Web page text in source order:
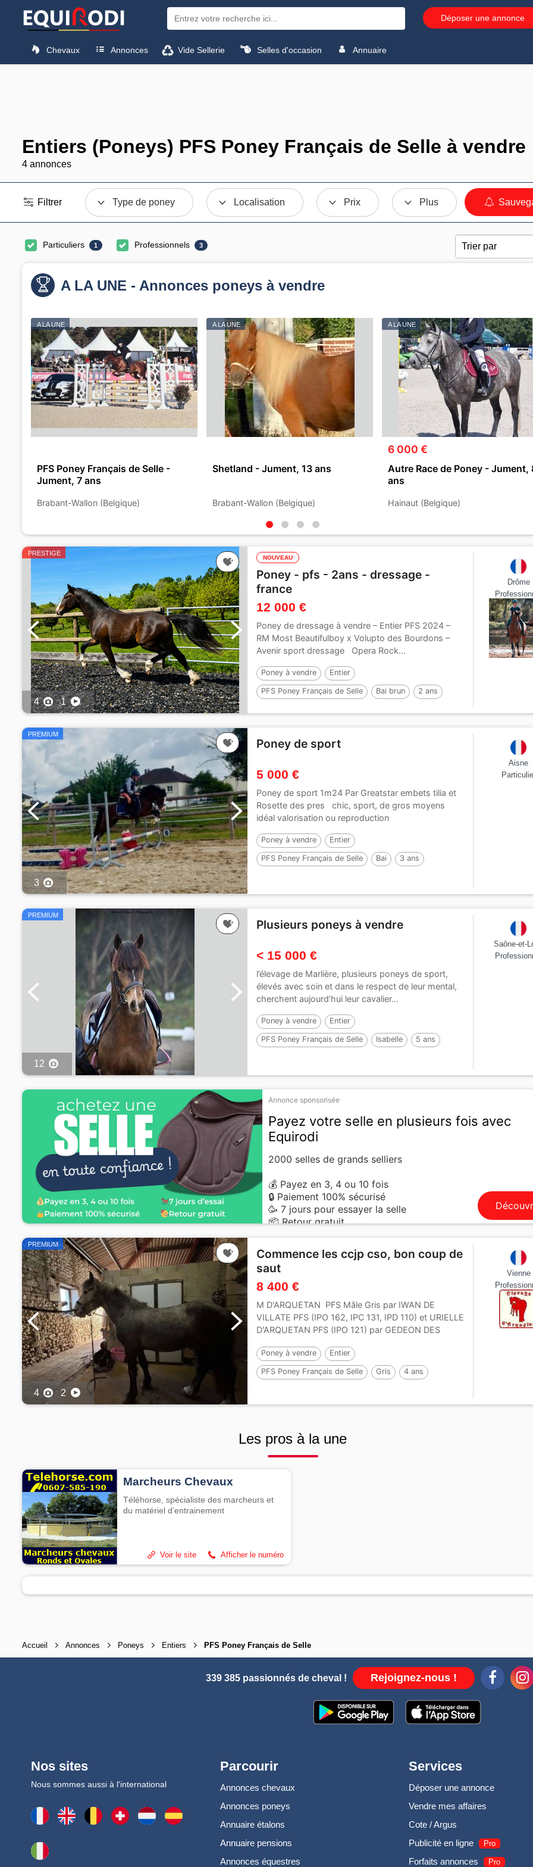
Déposer une annonce
Chevaux Annonces Vide Sellerie Selles d'occasion Annuaire
Entiers (Poneys) PFS Poney Français de Selle à vendre
4 annonces
Filtrer Type de poney Localisation Prix Plus
Particuliers 1 Professionnels 3
A LA UNE - Annonces poneys à vendre
A LA UNE
PFS Poney Français de Selle -
Jument, 7 ans
Brabant-Wallon (Belgique)
A LA UNE
Shetland - Jument, 13 ans
Brabant-Wallon (Belgique)
A LA UNE
6 000 €
Autre Race de Poney - Jument,
ans
Hainaut (Belgique)
PRESTIGE
4 1
NOUVEAU
Poney - pfs - 2ans - dressage -
france
12 000 €
Poney de dressage à vendre – Entier PFS 2024 –
RM Most Beautifulboy x Volupto des Bourdons –
Avenir sport dressage Opera Rock...
Poney à vendre Entier
PFS Poney Français de Selle Bai brun 2 ans
Drôme
PREMIUM
3
Poney de sport
5 000 €
Poney de sport 1m24 Par Greatstar embets tilia et
Rosette des pres chic, sport, de gros moyens
idéal valorisation ou reproduction
Poney à vendre Entier
PFS Poney Français de Selle Bai 3 ans
Aisne
PREMIUM
12
Plusieurs poneys à vendre
< 15 000 €
l’élevage de Marlière, plusieurs poneys de sport,
élevés avec soin et dans le respect de leur mental,
cherchent aujourd’hui leur cavalier...
Poney à vendre Entier
PFS Poney Français de Selle Isabelle 5 ans
Saône-et-
Annonce sponsorisée
Payez votre selle en plusieurs fois avec
Equirodi
2000 selles de grands selliers
💰 Payez en 3, 4 ou 10 fois
🔒 Paiement 100% sécurisé
🥳 7 jours pour essayer la selle
📦 Retour gratuit
PREMIUM
4 2
Commence les ccjp cso, bon coup de
saut
8 400 €
M D'ARQUETAN PFS Mâle Gris par IWAN DE
VILLATE PFS (IPO 162, IPC 131, IPD 110) et URIELLE
D'ARQUETAN PFS (IPO 121) par GEDEON DES
Poney à vendre Entier
PFS Poney Français de Selle Gris 4 ans
Vienne
Les pros à la une
Marcheurs Chevaux
Téléhorse, spécialiste des marcheurs et
du matériel d’entrainement
Afficher le numéro
Voir le site
Accueil Annonces Poneys Entiers PFS Poney Français de Selle
339 385 passionnés de cheval ! Rejoignez-nous !
Nos sites
Nous sommes aussi à l'international
Parcourir
Annonces chevaux
Annonces poneys
Annuaire étalons
Annuaire pensions
Annonces équestres
Services
Déposer une annonce
Vendre mes affaires
Cote / Argus
Publicité en ligne
Pro
Forfaits annonces Pro